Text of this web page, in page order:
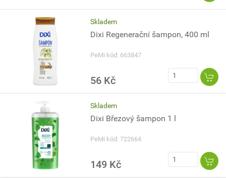
Skladem
Dixi Regenerační šampon, 400 ml
PeMi kód: 663847
56 Kč
Skladem
Dixi Březový šampon 1 l
PeMi kód: 722664
149 Kč